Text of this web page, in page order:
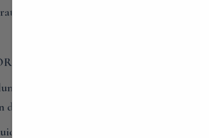
da un’atmosfera d’altri tempi.
UTILI
la strada provinciale che collega
parcheggi pubblici a circa 200 m dal
di Villago, è possibile organizzare in